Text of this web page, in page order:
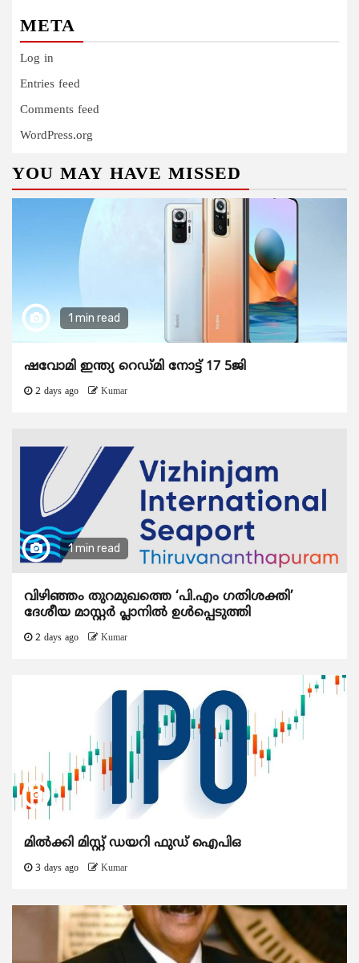
META
Log in
Entries feed
Comments feed
WordPress.org
YOU MAY HAVE MISSED
1 min read
ഷവോമി ഇന്ത്യ റെഡ്മി നോട്ട് 17 5ജി
2 days ago Kumar
1 min read
വിഴിഞ്ഞം തുറമുഖത്തെ ‘പി.എം ഗതിശക്തി’
ദേശീയ മാസ്റ്റർ പ്ലാനിൽ ഉൾപ്പെടുത്തി
2 days ago Kumar
മിൽക്കി മിസ്റ്റ് ഡയറി ഫുഡ് ഐപിഒ
3 days ago Kumar